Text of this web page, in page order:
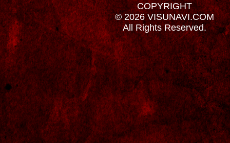
COPYRIGHT
© 2026 VISUNAVI.COM
All Rights Reserved.